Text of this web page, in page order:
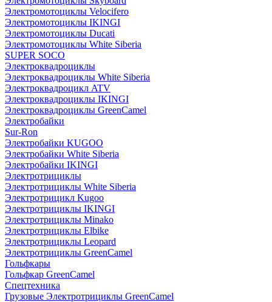
Электромотоциклы Velocifero
Электромотоциклы IKINGI
Электромотоциклы Ducati
Электромотоциклы White Siberia
SUPER SOCO
Электроквадроциклы
Электроквадроциклы White Siberia
Электроквадроцикл ATV
Электроквадроциклы IKINGI
Электроквадроциклы GreenCamel
Электробайки
Sur-Ron
Электробайки KUGOO
Электробайки White Siberia
Электробайки IKINGI
Электротрициклы
Электротрициклы White Siberia
Электротрицикл Kugoo
Электротрициклы IKINGI
Электротрициклы Minako
Электротрициклы Elbike
Электротрициклы Leopard
Электротрициклы GreenCamel
Гольфкары
Гольфкар GreenCamel
Спецтехника
Грузовые Электротрициклы GreenCamel